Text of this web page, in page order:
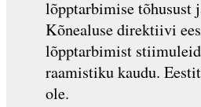
lõpptarbimise tõhusust
Kõnealuse direktiivi
lõpptarbimist
raamistiku kaudu.
ole.